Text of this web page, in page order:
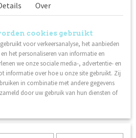
fijne lijnen en meng je eigen
Over
cookies gebruikt
voor verkeersanalyse, het aanbieden
het personaliseren van informatie en
we onze sociale media-, advertentie- en
informatie over hoe u onze site gebruikt. Zij
in combinatie met andere gegevens
door uw gebruik van hun diensten of